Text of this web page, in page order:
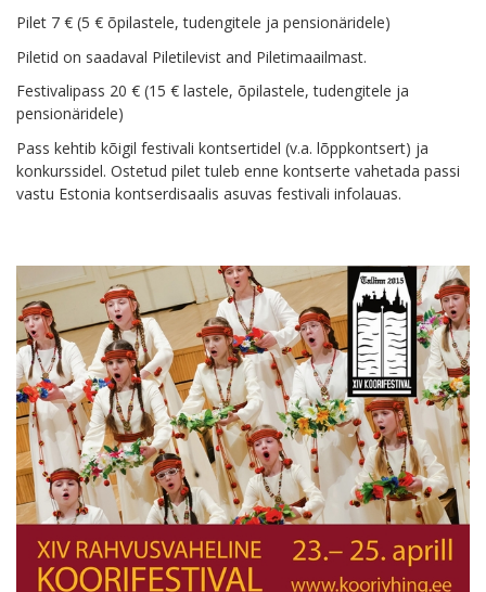
Pilet 7 € (5 € õpilastele, tudengitele ja pensionäridele)
Piletid on saadaval Piletilevist and Piletimaailmast.
Festivalipass 20 € (15 € lastele, õpilastele, tudengitele ja
pensionäridele)
Pass kehtib kõigil festivali kontsertidel (v.a. lõppkontsert) ja
konkurssidel. Ostetud pilet tuleb enne kontserte vahetada passi
vastu Estonia kontserdisaalis asuvas festivali infolauas.